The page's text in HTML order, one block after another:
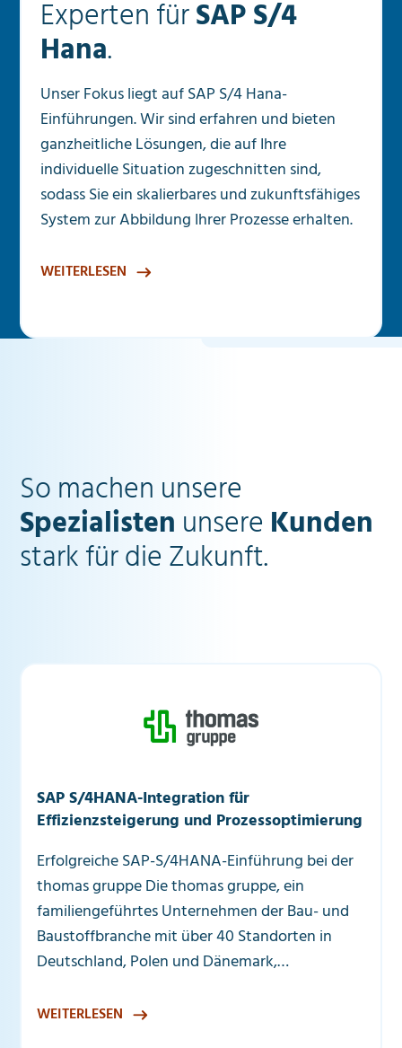
Experten fürSAP S/4
Hana.
Unser Fokus liegt auf SAP S/4 Hana-
Einführungen. Wir sind erfahren und bieten
ganzheitliche Lösungen, die auf Ihre
individuelle Situation zugeschnitten sind,
sodass Sie ein skalierbares und zukunftsfähiges
System zur Abbildung Ihrer Prozesse erhalten.
WEITERLESEN
So machen unsere
Spezialisten unsere Kunden
stark für die Zukunft.
SAP S/4HANA-Integration für
Effizienzsteigerung und Prozessoptimierung
Erfolgreiche SAP-S/4HANA-Einführung bei der
thomas gruppe Die thomas gruppe, ein
familiengeführtes Unternehmen der Bau- und
Baustoffbranche mit über 40 Standorten in
Deutschland, Polen und Dänemark,…
WEITERLESEN